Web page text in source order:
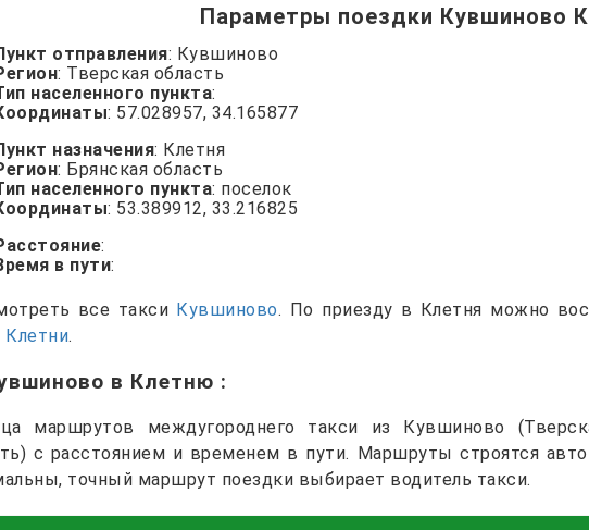
Параметры поездки Кувшиново
отправления: Кувшиново
: Тверская область
населенного пункта:
: 57.028957, 34.165877
назначения: Клетня
: Брянская область
населенного пункта: поселок
: 53.389912, 33.216825
:
в пути:
все такси Кувшиново. По приезду в Клетня можно
Клетни.
в Клетню :
маршрутов междугороднего такси из Кувшиново
с расстоянием и временем в пути. Маршруты строятся
точный маршрут поездки выбирает водитель такси.